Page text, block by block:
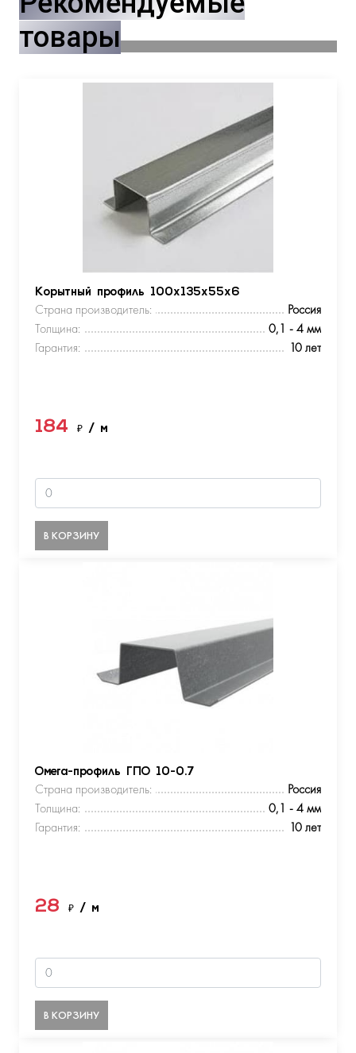
товары
Корытный профиль 100х135х55х6
Страна производитель:
Россия
Толщина:
0,1 - 4 мм
Гарантия:
10 лет
184 ₽ / м
В КОРЗИНУ
Омега-профиль ГПО 10-0.7
Страна производитель:
Россия
Толщина:
0,1 - 4 мм
Гарантия:
10 лет
28 ₽ / м
В КОРЗИНУ